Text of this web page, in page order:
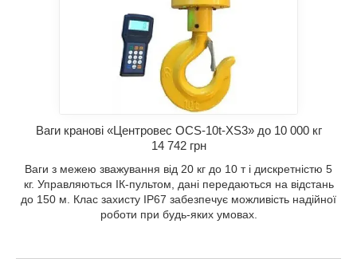
Ваги кранові «Центровес OCS-10t-XS3» до 10 000 кг
14 742 грн
Ваги з межею зважування від 20 кг до 10 т і дискретністю 5
кг. Управляються ІК-пультом, дані передаються на відстань
до 150 м. Клас захисту IP67 забезпечує можливість надійної
роботи при будь-яких умовах.